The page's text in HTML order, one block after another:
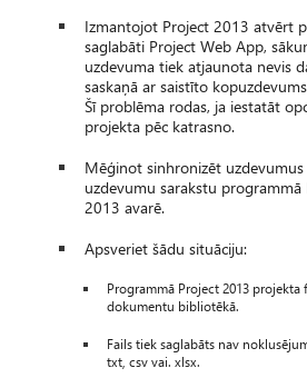
Izmantojot Project 2013 atvērt
saglabāti Project Web App,
uzdevuma tiek atjaunota nevis
saskaņā ar saistīto
Šī problēma rodas, ja iestatāt
projekta pēc katrasno.
Mēģinot sinhronizēt uzdevumus
uzdevumu sarakstu
2013 avarē.
Apsveriet šādu situāciju:
Programmā Project 2013
dokumentu bibliotēkā.
Fails tiek saglabāts nav
txt, csv vai. xlsx.